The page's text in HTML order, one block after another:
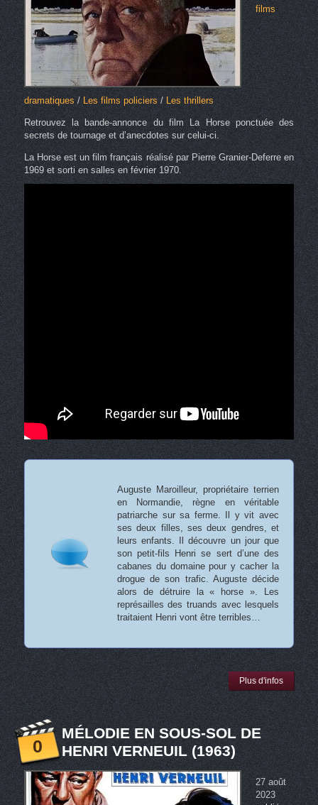
films
dramatiques/ Les films policiers/ Les thrillers
Retrouvez la bande-annonce du film La Horse ponctuée des
secrets de tournage et d’anecdotes sur celui-ci.
La Horse est un film français réalisé par Pierre Granier-Deferre en
1969 et sorti en salles en février 1970.
Auguste Maroilleur, propriétaire terrien
en Normandie, règne en véritable
patriarche sur sa ferme. Il y vit avec
ses deux filles, ses deux gendres, et
leurs enfants. Il découvre un jour que
son petit-fils Henri se sert d’une des
cabanes du domaine pour y cacher la
drogue de son trafic. Auguste décide
alors de détruire la « horse ». Les
représailles des truands avec lesquels
traitaient Henri vont être terribles…
Plus d'infos
0
MÉLODIE EN SOUS-SOL DE
HENRI VERNEUIL (1963)
27 août
2023